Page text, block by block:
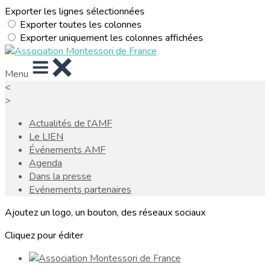
Exporter les lignes sélectionnées
Exporter toutes les colonnes
Exporter uniquement les colonnes affichées
Menu
<
>
Actualités de l'AMF
Le LIEN
Événements AMF
Agenda
Dans la presse
Evénements partenaires
Ajoutez un logo, un bouton, des réseaux sociaux
Cliquez pour éditer